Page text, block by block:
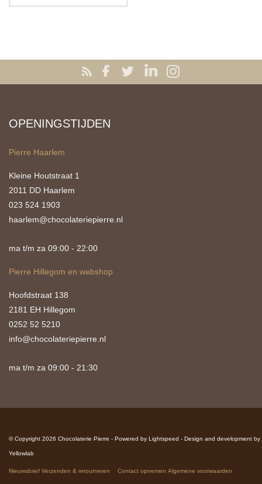
OPENINGSTIJDEN
Pierre Haarlem
Kleine Houtstraat 1
2011 DD Haarlem
023 524 1903
haarlem@chocolateriepierre.nl
ma t/m za 09:00 - 22:00
Pierre Hillegom en webshop
Hoofdstraat 138
2181 EH Hillegom
0252 52 5210
info@chocolateriepierre.nl
ma t/m za 09:00 - 21:30
© Copyright 2026 Chocolaterie Pierre - Powered by Lightspeed - Design and development by
Yellowlab
Nieuwsbrief Verzenden & retourneren Contact opnemen Algemene voorwaarden